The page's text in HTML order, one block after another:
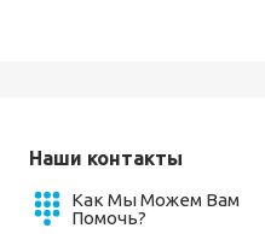
Наши контакты
Как Мы Можем Вам
Помочь?